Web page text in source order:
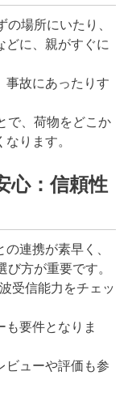
場所にいたり、
どに、親がすぐに
事故にあったりす
で、荷物をどこか
ります。
心：信頼性
連携が素早く、
方が重要です。
受信能力をチェッ
要件となりま
ビューや評価も参